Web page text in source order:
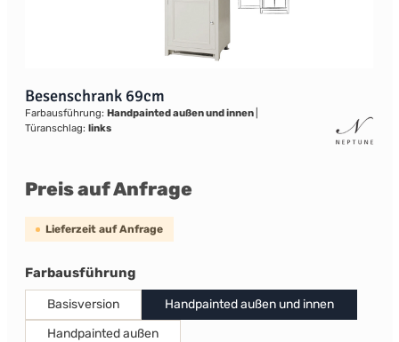
Besenschrank 69cm
Farbausführung: Handpainted außen und innen
Türanschlag: links
Preis auf Anfrage
Lieferzeit auf Anfrage
Farbausführungauswählen
Basisversion
Handpainted außen und innen
Handpainted außen